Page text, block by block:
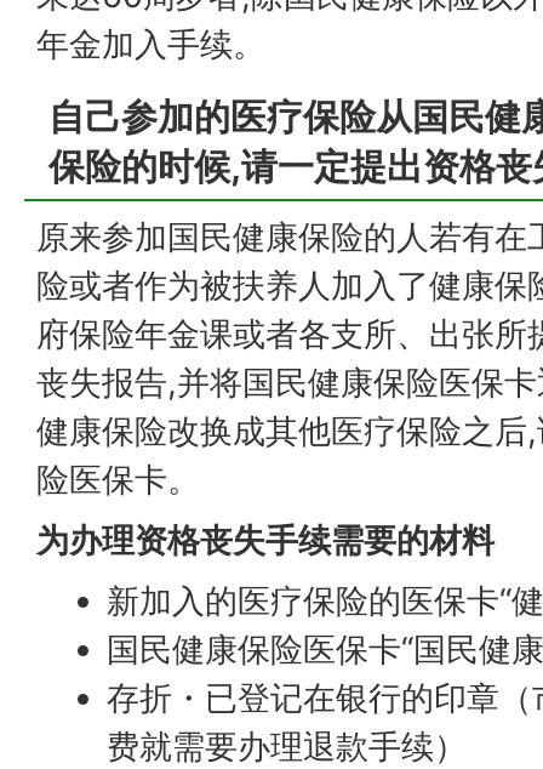
年金加入手续。
自己参加的医疗保险从国民健
保险的时候,请一定提出资格
原来参加国民健康保险的人若有
险或者作为被扶养人加入了健康
府保险年金课或者各支所、出张
丧失报告,并将国民健康保险医保
健康保险改换成其他医疗保险之后
险医保卡。
为办理资格丧失手续需要的材料
新加入的医疗保险的医保卡“
国民健康保险医保卡“国民健
存折・已登记在银行的印章
费就需要办理退款手续）